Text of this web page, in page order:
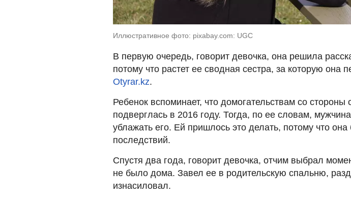
Иллюстративное фото: pixabay.com: UGC
В первую очередь, говорит девочка, она решила
потому что растет ее сводная сестра, за которую она
Otyrar.kz.
Ребенок вспоминает, что домогательствам со
подверглась в 2016 году. Тогда, по ее словам,
ублажать его. Ей пришлось это делать, потому что она
последствий.
Спустя два года, говорит девочка, отчим выбрал
не было дома. Завел ее в родительскую спальню,
изнасиловал.